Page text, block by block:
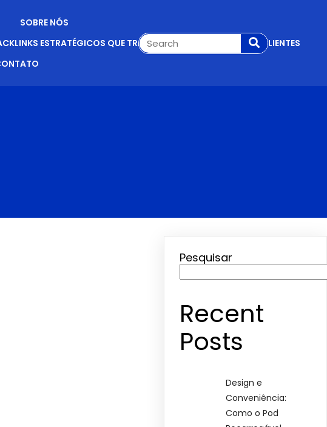
SOBRE NÓS
ESTRATÉGICOS QUE TRANSFORMAM VISITANTES EM CLIENTES
Pesquisar
Recent
Posts
Design e
Conveniência:
Como o Pod